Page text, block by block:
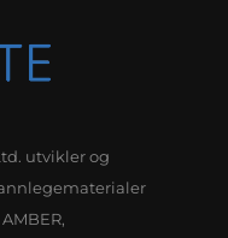
utvikler og